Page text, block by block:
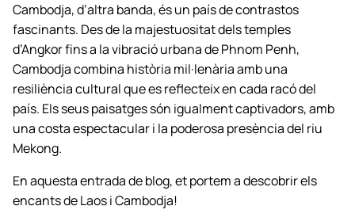
Cambodja, d’altra banda, és un país de contrastos
fascinants. Des de la majestuositat dels temples
d’Angkor fins a la vibració urbana de Phnom Penh,
Cambodja combina història mil·lenària amb una
resiliència cultural que es reflecteix en cada racó del
país. Els seus paisatges són igualment captivadors, amb
una costa espectacular i la poderosa presència del riu
Mekong.
En aquesta entrada de blog, et portem a descobrir els
encants de Laos i Cambodja!